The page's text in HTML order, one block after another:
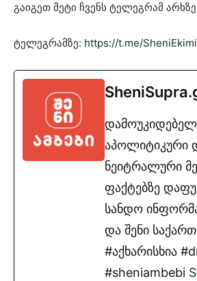
გაიგეთ მეტი ჩვენს ტელეგრამ
ტელეგრამზე: https://t.me/SheniEkimi
აპოლიტიკური
ნეიტრალური
ფაქტებზე
სანდო
და შენი
#აქხარისხია
#sheniambebi